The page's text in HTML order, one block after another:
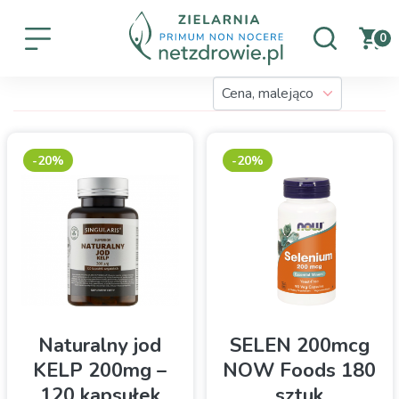
0
Naturalny jod
KELP 200mg –
-20%
SELEN 200mcg
NOW Foods 180
-20%